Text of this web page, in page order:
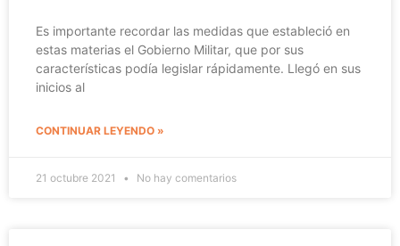
Es importante recordar las medidas que estableció en
estas materias el Gobierno Militar, que por sus
características podía legislar rápidamente. Llegó en sus
inicios al
CONTINUAR LEYENDO »
21 octubre 2021 No hay comentarios